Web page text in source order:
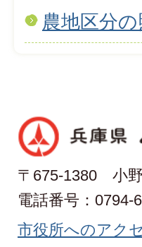
農地区分
〒675-1380 小
電話番号：0794-
市役所へのアク